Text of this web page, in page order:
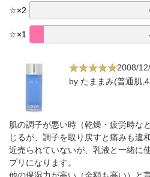
☆×2
☆×1
2008/
by たままみ(普通肌
肌の調子が悪い時（乾燥・疲労時な
じるが、調子を取り戻すと痛みも違
近売られていないが、乳液と一緒に
プリになります。